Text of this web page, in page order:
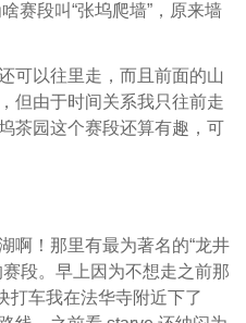
赛段叫“张坞爬墙”，原来墙
可以往里走，而且前面的山
但由于时间关系我只往前走
茶园这个赛段还算有趣，可
啊！那里有最为著名的“龙井
段。早上因为不想走之前那
打车我在法华寺附近下了